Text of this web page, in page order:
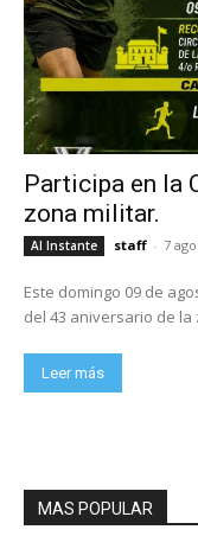
Participa en la
zona militar.
Al Instante staff - 7
Este domingo 09 de
Leer más
MAS POPULAR